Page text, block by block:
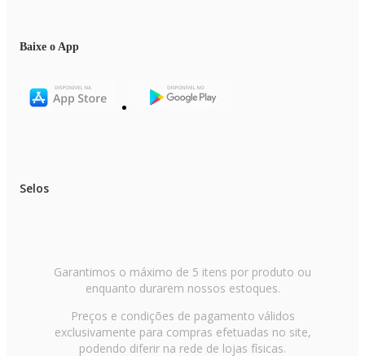
Baixe o App
Selos
Garantimos o máximo de 5 itens por produto ou
enquanto durarem nossos estoques.
Preços e condições de pagamento válidos
exclusivamente para compras efetuadas no site,
podendo diferir na rede de lojas físicas.